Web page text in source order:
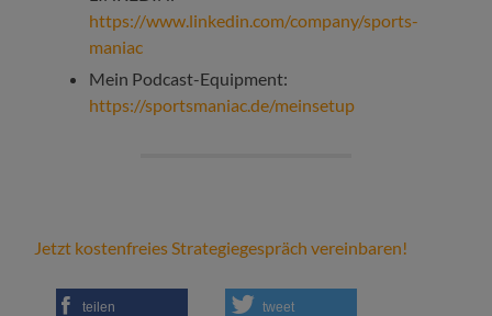
https://www.linkedin.com/company/sports-
maniac
Mein Podcast-Equipment:
https://sportsmaniac.de/meinsetup
Jetzt kostenfreies Strategiegespräch vereinbaren!
teilen tweet